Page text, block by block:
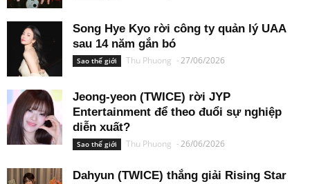
Song Hye Kyo rời công ty quản lý UAA
sau 14 năm gắn bó
Sao thế giới Thu Phuong -27/06/2026
Jeong-yeon (TWICE) rời JYP
Entertainment để theo đuổi sự nghiệp
diễn xuất?
Sao thế giới Thu Phuong -26/06/2026
Dahyun (TWICE) thắng giải Rising Star